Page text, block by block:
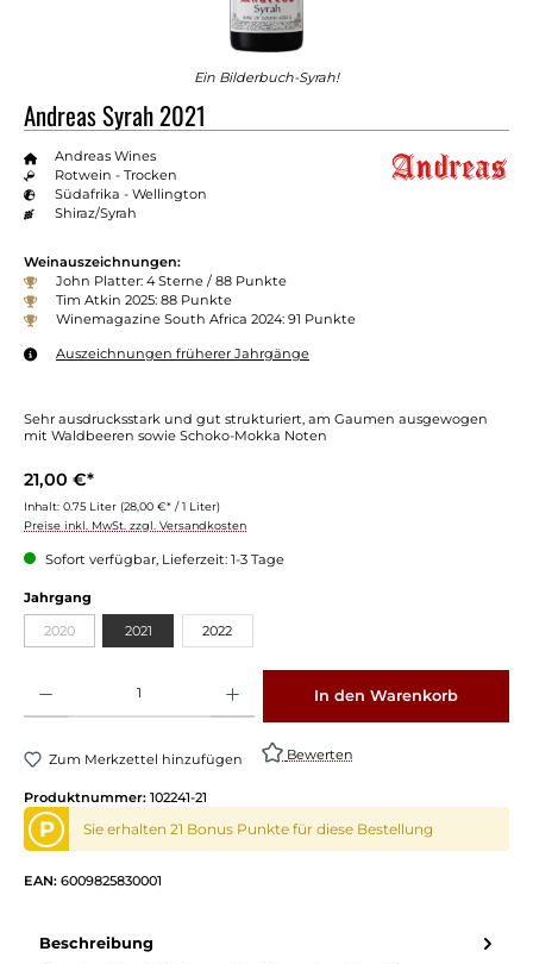
Ein Bilderbuch-Syrah!
Andreas Syrah 2021
Andreas Wines
Rotwein - Trocken
Südafrika - Wellington
Shiraz/Syrah
Weinauszeichnungen:
John Platter: 4 Sterne / 88 Punkte
Tim Atkin 2025: 88 Punkte
Winemagazine South Africa 2024: 91 Punkte
Auszeichnungen früherer Jahrgänge
Sehr ausdrucksstark und gut strukturiert, am Gaumen ausgewogen
mit Waldbeeren sowie Schoko-Mokka Noten
21,00 €*
Inhalt: 0.75 Liter (28,00 €* / 1 Liter)
Preise inkl. MwSt. zzgl. Versandkosten
Sofort verfügbar, Lieferzeit: 1-3 Tage
Jahrgang
2020(Diese Option ist zurzeit nicht verfügbar.)
2021 2022
In den Warenkorb
Zum Merkzettel hinzufügen Bewerten
Produktnummer: 102241-21
P Sie erhalten 21 Bonus Punkte für diese Bestellung
EAN: 6009825830001
Beschreibung